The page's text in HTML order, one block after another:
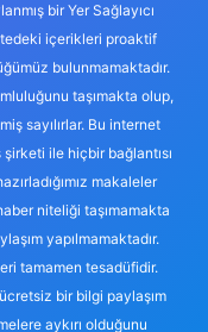
bir Yer Sağlayıcı
içerikleri proaktif
bulunmamaktadır.
taşımakta olup,
sayılırlar. Bu internet
ile hiçbir bağlantısı
makaleler
niteliği taşımamakta
yapılmamaktadır.
tamamen tesadüfidir.
bir bilgi paylaşım
aykırı olduğunu